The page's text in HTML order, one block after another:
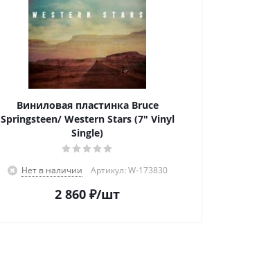
Виниловая пластинка Bruce
Springsteen/ Western Stars (7" Vinyl
Single)
Нет в наличии Артикул: W-173830
2 860 ₽/шт